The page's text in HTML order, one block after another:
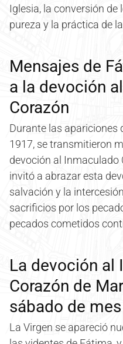
Iglesia, la conversión de
pureza y la práctica de
Mensajes de
a la devoción
Corazón
Durante las apariciones
1917, se transmitieron
devoción al Inmaculado
invitó a abrazar esta
salvación y la
sacrificios por los
pecados cometidos
La devoción al
Corazón de
sábado de mes
La Virgen se apareció